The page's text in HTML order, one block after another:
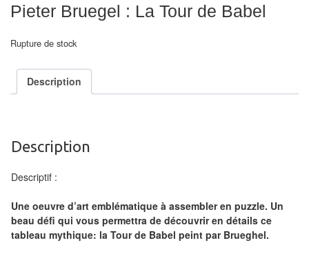
Pièces
Ecoles
clubs
air
Pendules
Echiquier
pour
aveugles
Pieter Bruegel : La Tour de Babel
Rupture de stock
Description
Description
Descriptif :
Une oeuvre d’art emblématique à assembler en puzzle. Un
beau défi qui vous permettra de découvrir en détails ce
tableau mythique: la Tour de Babel peint par Brueghel.